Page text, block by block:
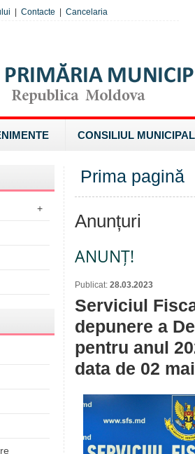
Contacte Cancelaria
CONSILIUL MUNICIPAL
+
Prima pagină
Anunțuri
ANUNȚ!
Publicat: 28.03.2023
Serviciul
depunere a
pentru anul
data de 02